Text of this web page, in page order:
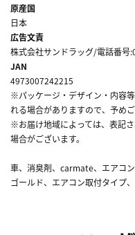
原産国
日本
広告文責
株式会社サンドラッグ/電話番号
JAN
4973007242215
※パッケージ・デザイン・内容
れる場合がありますので、予めご
※お届け地域によっては、表記
場合がございます。
車、消臭剤、carmate、エアコ
ゴールド、エアコン取付タイプ